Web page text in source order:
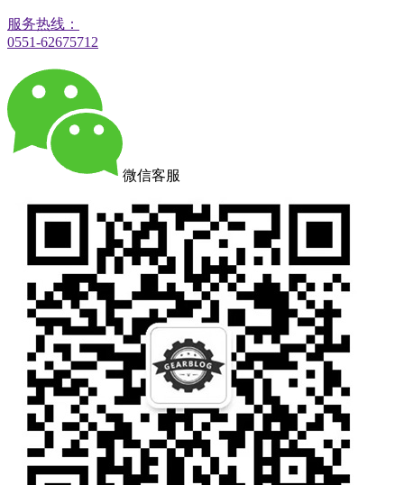
服务热线：
0551-62675712
微信客服